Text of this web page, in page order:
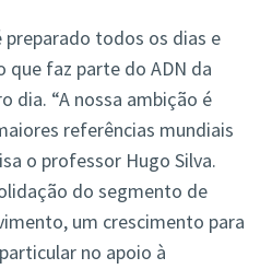
todos os dias e
que faz parte do ADN da
dia. “A nossa ambição é
referências mundiais
o professor Hugo Silva.
do segmento de
um crescimento para
no apoio à